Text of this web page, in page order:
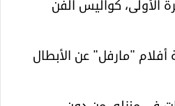
كواليس الفن
"مارفل" عن الأبطال